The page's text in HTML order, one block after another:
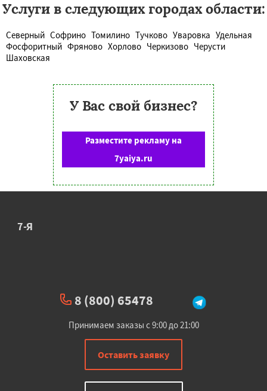
Услуги в следующих городах области:
Северный Софрино Томилино Тучково Уваровка Удельная
Фосфоритный Фряново Хорлово Черкизово Черусти
Шаховская
У Вас свой бизнес?
Разместите рекламу на
7yaiya.ru
7-Я
8 (800) 65478
Принимаем заказы с 9:00 до 21:00
Оставить заявку